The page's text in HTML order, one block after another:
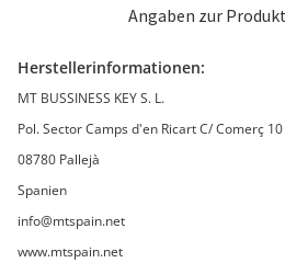
Angaben zur
Herstellerinformationen:
MT BUSSINESS KEY S. L.
Pol. Sector Camps d'en Ricart C/ Comerç
08780 Pallejà
Spanien
info@mtspain.net
www.mtspain.net